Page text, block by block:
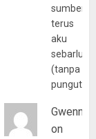
sumber
terus
aku
(tanpa
Gwenny
on